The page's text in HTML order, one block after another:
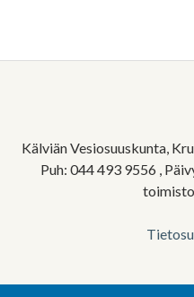
sivupalkki
Kälviän Vesiosuuskunta,
Puh: 044 493 9556 ,